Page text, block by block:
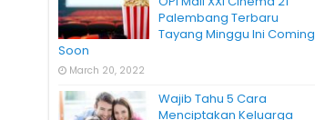
Palembang Terbaru
Tayang Minggu Ini Coming
Soon
March 20, 2022
Wajib Tahu 5 Cara
Menciptakan Keluarga